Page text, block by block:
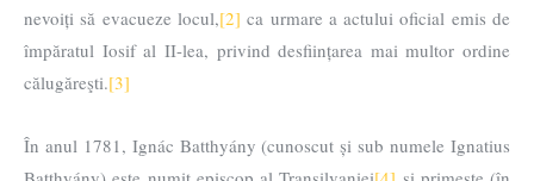
nevoiți să evacueze locul,[2] ca urmare a actului oficial emis de
împăratul Iosif al II-lea, privind desființarea mai multor ordine
călugăreşti.[3]
În anul 1781, Ignác Batthyány (cunoscut și sub numele Ignatius